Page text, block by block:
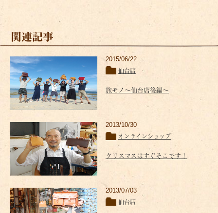
関連記事
2015/06/22
仙台店
旅モノ～仙台店後編～
2013/10/30
オンラインショップ
クリスマスはすぐそこです！
2013/07/03
仙台店